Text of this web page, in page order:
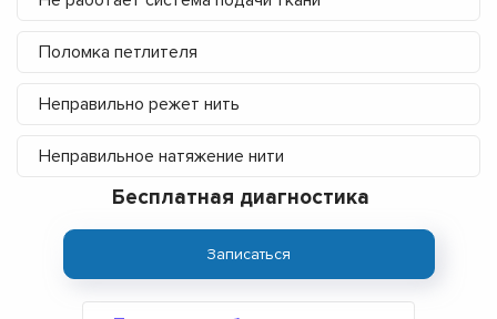
Поломка петлителя
Неправильно режет нить
Неправильное натяжение нити
Бесплатная диагностика
Записаться